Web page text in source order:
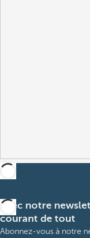
Avec notre
courant de tout
Abonnez-vous à notre